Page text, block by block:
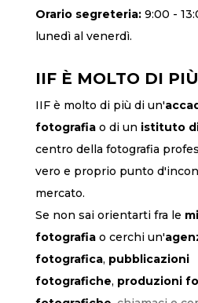
Orario segreteria: 9:00 -
lunedì al venerdì.
IIF È MOLTO DI PIÙ
IIF è molto di più di un'
fotografiao di un istituto
centro della fotografia
vero e proprio punto
mercato.
Se non sai orientarti fra le
fotografiao cerchi un'
fotografica, pubblicazioni
fotografiche, produzioni